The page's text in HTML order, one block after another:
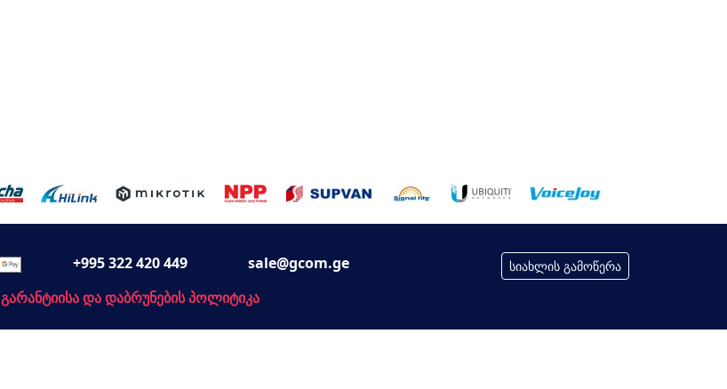
+995 322 420 449 sale@gcom.ge სიახლის გამოწერა
გარანტიისა და დაბრუნების პოლიტიკა